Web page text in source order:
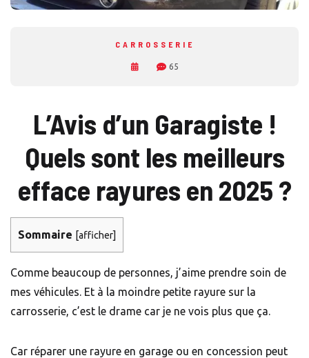
CARROSSERIE
65
L’Avis d’un Garagiste !
Quels sont les meilleurs
efface rayures en 2025 ?
Sommaire [afficher]
Comme beaucoup de personnes, j’aime prendre soin de
mes véhicules. Et à la moindre petite rayure sur la
carrosserie, c’est le drame car je ne vois plus que ça.
Car réparer une rayure en garage ou en concession peut